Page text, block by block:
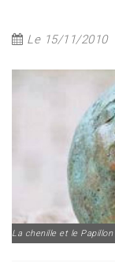
Le 15/11/2010
La chenille et le